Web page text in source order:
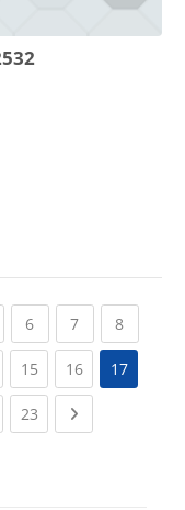
6(current)
7(current)
8(current)
15(current)
16(current)
17
23(current)